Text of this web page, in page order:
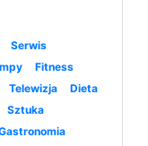
Serwis
Fitness
Telewizja
Dieta
Sztuka